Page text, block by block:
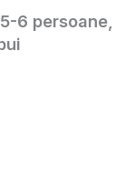
6 persoane,